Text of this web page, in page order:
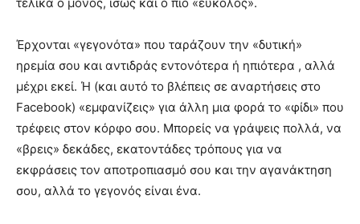
Έρχονται «γεγονότα» που ταράζουν την «δυτική»
ηρεμία σου και αντιδράς εντονότερα ή ηπιότερα , αλλά
μέχρι εκεί. Ή (και αυτό το βλέπεις σε αναρτήσεις στο
Facebook) «εμφανίζεις» για άλλη μια φορά το «φίδι» που
τρέφεις στον κόρφο σου. Μπορείς να γράψεις πολλά, να
«βρεις» δεκάδες, εκατοντάδες τρόπους για να
εκφράσεις τον αποτροπιασμό σου και την αγανάκτηση
σου, αλλά το γεγονός είναι ένα.